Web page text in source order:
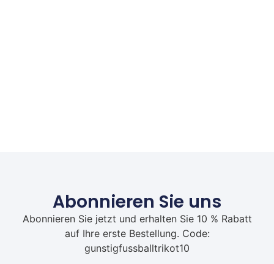
Abonnieren Sie uns
Abonnieren Sie jetzt und erhalten Sie 10 % Rabatt
auf Ihre erste Bestellung. Code:
gunstigfussballtrikot10